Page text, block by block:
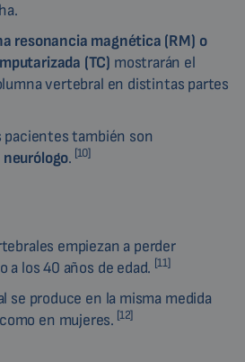
resonancia magnética (RM) o
(TC) mostrarán el
vertebral en distintas partes
pacientes también son
neurólogo. [10]
empiezan a perder
a los 40 años de edad. [11]
se produce en la misma medida
en mujeres. [12]